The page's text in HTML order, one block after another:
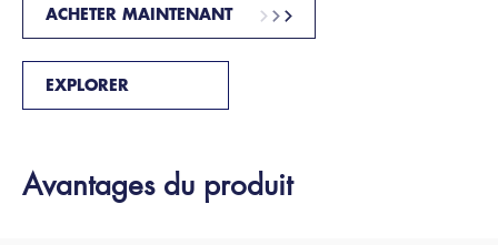
ACHETER MAINTENANT
EXPLORER
Avantages du produit